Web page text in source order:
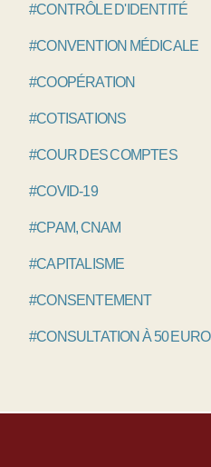
#CONTRÔLE D'IDENTITÉ
#CONVENTION MÉDICALE
#COOPÉRATION
#COTISATIONS
#COUR DES COMPTES
#COVID-19
#CPAM, CNAM
#CAPITALISME
#CONSENTEMENT
#CONSULTATION À 50